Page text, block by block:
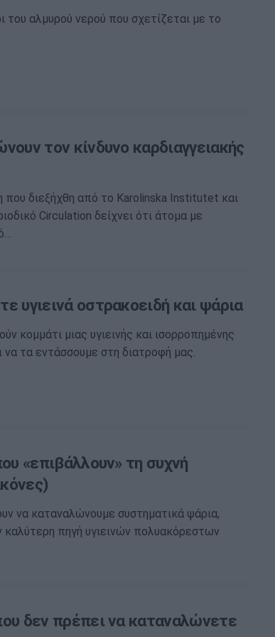
του αλμυρού νερού που σχετίζεται με το
τον κίνδυνο καρδιαγγειακής
διεξήχθη από το Karolinska Institutet και
Circulation δείχνει ότι άτομα με
υγιεινά οστρακοειδή και ψάρια
κομμάτι μιας υγιεινής και ισορροπημένης
να τα εντάσσουμε στη διατροφή μας.
«επιβάλλουν» τη συχνή
να καταναλώνουμε συστηματικά ψάρια,
πηγή υγιεινών πολυακόρεστων
δεν πρέπει να καταναλώνετε